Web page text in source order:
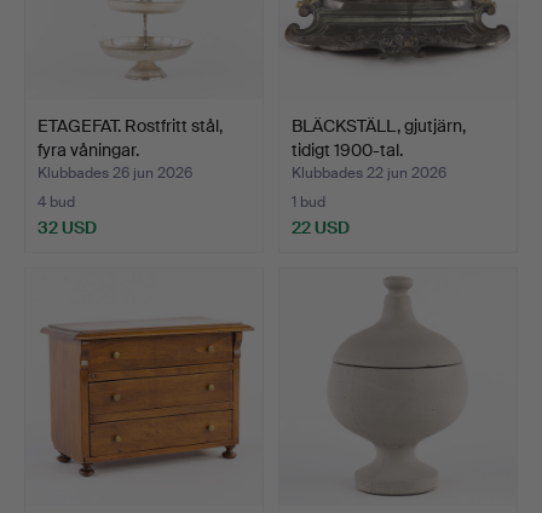
ETAGEFAT. Rostfritt stål,
fyra våningar.
Klubbades 26 jun 2026
4 bud
32 USD
BLÄCKSTÄLL, gjutjärn,
tidigt 1900-tal.
Klubbades 22 jun 2026
1 bud
22 USD